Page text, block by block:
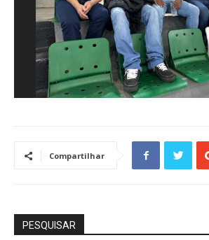
Compartilhar
PESQUISAR